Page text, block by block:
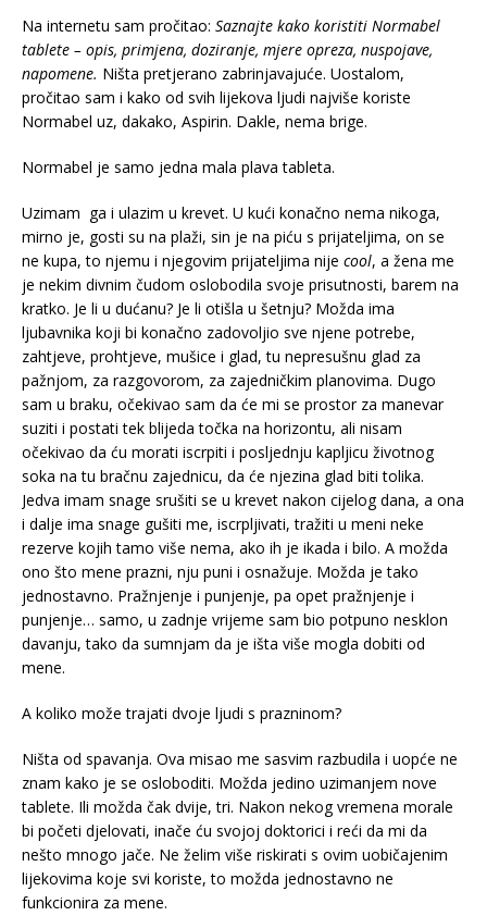
Na internetu sam pročitao: Saznajte kako koristiti Normabel
tablete – opis, primjena, doziranje, mjere opreza, nuspojave,
napomene. Ništa pretjerano zabrinjavajuće. Uostalom,
pročitao sam i kako od svih lijekova ljudi najviše koriste
Normabel uz, dakako, Aspirin. Dakle, nema brige.
Normabel je samo jedna mala plava tableta.
Uzimam ga i ulazim u krevet. U kući konačno nema nikoga,
mirno je, gosti su na plaži, sin je na piću s prijateljima, on se
ne kupa, to njemu i njegovim prijateljima nije cool, a žena me
je nekim divnim čudom oslobodila svoje prisutnosti, barem na
kratko. Je li u dućanu? Je li otišla u šetnju? Možda ima
ljubavnika koji bi konačno zadovoljio sve njene potrebe,
zahtjeve, prohtjeve, mušice i glad, tu nepresušnu glad za
pažnjom, za razgovorom, za zajedničkim planovima. Dugo
sam u braku, očekivao sam da će mi se prostor za manevar
suziti i postati tek blijeda točka na horizontu, ali nisam
očekivao da ću morati iscrpiti i posljednju kapljicu životnog
soka na tu bračnu zajednicu, da će njezina glad biti tolika.
Jedva imam snage srušiti se u krevet nakon cijelog dana, a ona
i dalje ima snage gušiti me, iscrpljivati, tražiti u meni neke
rezerve kojih tamo više nema, ako ih je ikada i bilo. A možda
ono što mene prazni, nju puni i osnažuje. Možda je tako
jednostavno. Pražnjenje i punjenje, pa opet pražnjenje i
punjenje… samo, u zadnje vrijeme sam bio potpuno nesklon
davanju, tako da sumnjam da je išta više mogla dobiti od
mene.
A koliko može trajati dvoje ljudi s prazninom?
Ništa od spavanja. Ova misao me sasvim razbudila i uopće ne
znam kako je se osloboditi. Možda jedino uzimanjem nove
tablete. Ili možda čak dvije, tri. Nakon nekog vremena morale
bi početi djelovati, inače ću svojoj doktorici i reći da mi da
nešto mnogo jače. Ne želim više riskirati s ovim uobičajenim
lijekovima koje svi koriste, to možda jednostavno ne
funkcionira za mene.